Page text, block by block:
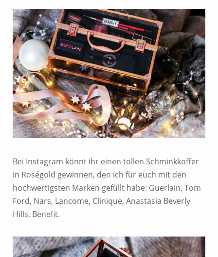
Bei Instagram könnt ihr einen tollen Schminkkoffer
in Roségold gewinnen, den ich für euch mit den
hochwertigsten Marken gefüllt habe: Guerlain, Tom
Ford, Nars, Lancome, Clinique, Anastasia Beverly
Hills, Benefit.